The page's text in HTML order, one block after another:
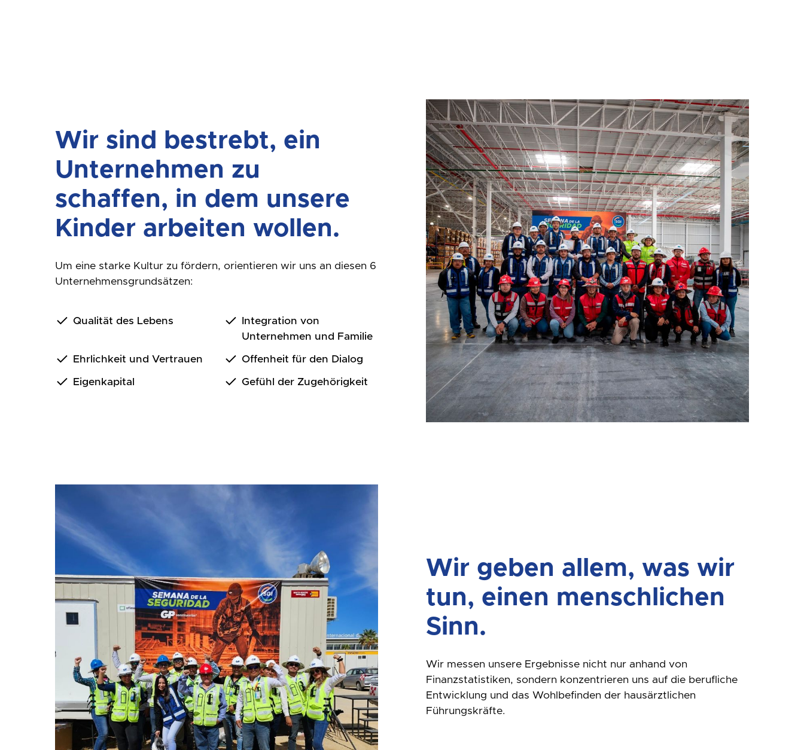
Wir sind bestrebt, ein
Unternehmen zu
schaffen, in dem unsere
Kinder arbeiten wollen.
Um eine starke Kultur zu fördern, orientieren wir uns an diesen 6
Unternehmensgrundsätzen:
Qualität des Lebens
Integration von
Unternehmen und Familie
Ehrlichkeit und Vertrauen Offenheit für den Dialog
Eigenkapital Gefühl der Zugehörigkeit
Wir geben allem, was wir
tun, einen menschlichen
Sinn.
Wir messen unsere Ergebnisse nicht nur anhand von
Finanzstatistiken, sondern konzentrieren uns auf die berufliche
Entwicklung und das Wohlbefinden der hausärztlichen
Führungskräfte.